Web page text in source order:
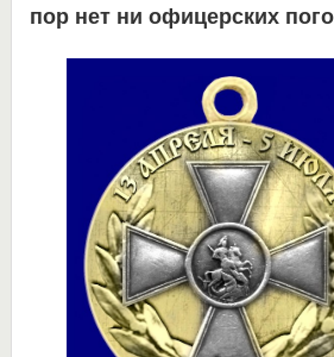
пор нет ни офицерских